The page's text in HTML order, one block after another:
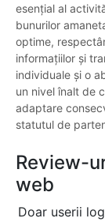
esențial al
bunurilor
optime,
informațiilor și
individuale și o
un nivel înalt de
adaptare
statutul de
Review-
web
Doar userii